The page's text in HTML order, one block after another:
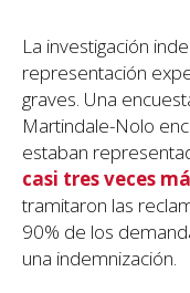
La investigación
representación
graves. Una
Martindale-Nolo
estaban
casi tres veces
tramitaron las
90% de los
una indemnización.